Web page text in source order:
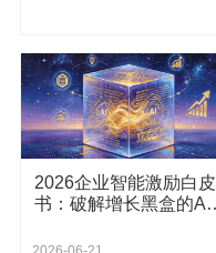
2026企业智能激励白皮
书：破解增长黑盒的AI